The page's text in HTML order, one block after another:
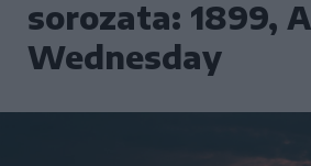
sorozata: 1899,
Wednesday